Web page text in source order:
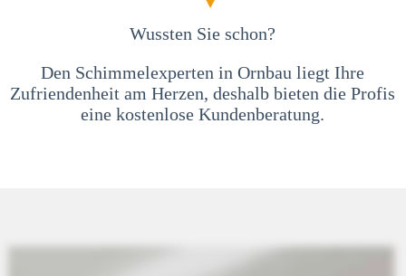
Wussten Sie schon?
Den Schimmelexperten in Ornbau liegt Ihre
Zufriendenheit am Herzen, deshalb bieten die Profis
eine kostenlose Kundenberatung.